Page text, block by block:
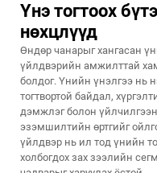
Үнэ тогтоох
нөхцлүүд
Өндөр чанарыг хангасан
үйлдвэрийн амжилттай
болдог. Үнийн үнэлгээ нь
тогтвортой байдал,
дэмжлэг болон
эзэмшилтийн өртгийг
үйлдвэр нь ил тод үнийн
холбогдох зах зээлийн